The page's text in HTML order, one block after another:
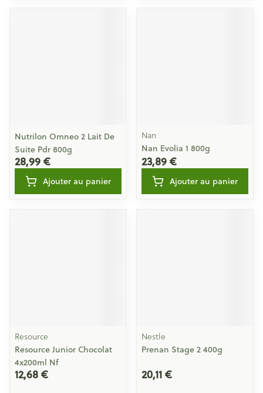
Nutrilon Omneo 2 Lait De
Suite Pdr 800g
28,99 €
Ajouter au panier
Nan
Nan Evolia 1 800g
23,89 €
Ajouter au panier
Resource
Resource Junior Chocolat
4x200ml Nf
12,68 €
Nestle
Prenan Stage 2 400g
20,11 €